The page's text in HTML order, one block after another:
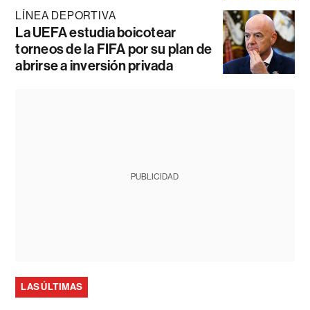
LÍNEA DEPORTIVA
La UEFA estudia boicotear
torneos de la FIFA por su plan de
abrirse a inversión privada
PUBLICIDAD
LAS ÚLTIMAS